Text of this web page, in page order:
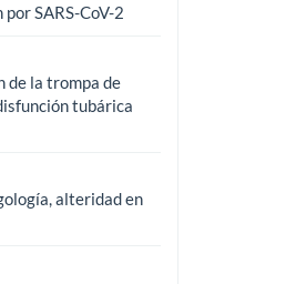
SARS-CoV-2
de la trompa de
tubárica
alteridad en